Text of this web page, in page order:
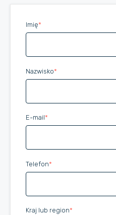
Website
Imię*
Nazwisko*
E-mail*
Telefon*
Kraj lub region*